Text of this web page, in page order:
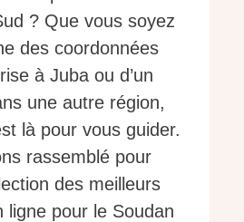
? Que vous soyez
des coordonnées
à Juba ou d’un
une autre région,
là pour vous guider.
rassemblé pour
des meilleurs
ligne pour le Soudan